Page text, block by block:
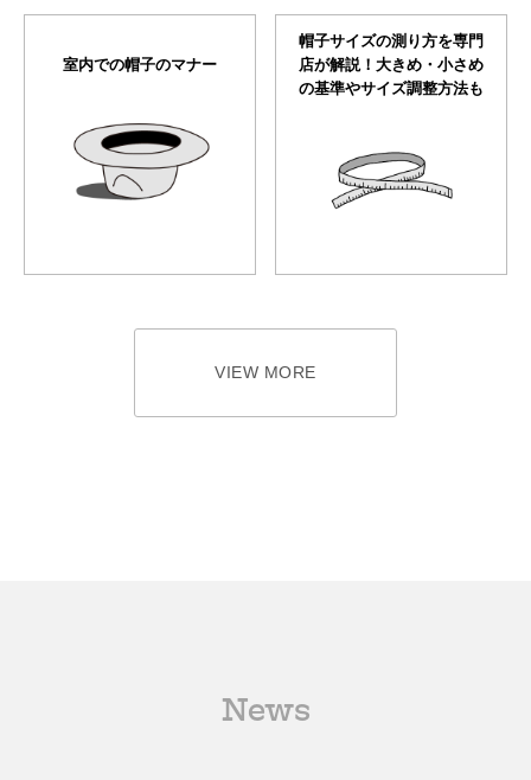
室内での帽子のマナー
帽子サイズの測り方を専門
店が解説！大きめ・小さめ
の基準やサイズ調整方法も
VIEW MORE
News